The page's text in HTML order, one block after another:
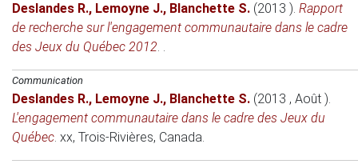
Deslandes R., Lemoyne J., Blanchette S. (2013 ). Rapport
de recherche sur l'engagement communautaire dans le cadre
des Jeux du Québec 2012. .
Communication
Deslandes R., Lemoyne J., Blanchette S. (2013 , Août ).
L'engagement communautaire dans le cadre des Jeux du
Québec. xx, Trois-Rivières, Canada.